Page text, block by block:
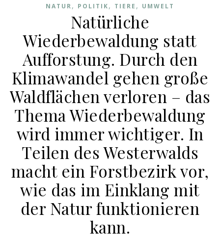
NATUR, POLITIK, TIERE , UMWELT
Natürliche
Wiederbewaldung statt
Aufforstung. Durch den
Klimawandel gehen große
Waldflächen verloren – das
Thema Wiederbewaldung
wird immer wichtiger. In
Teilen des Westerwalds
macht ein Forstbezirk vor,
wie das im Einklang mit
der Natur funktionieren
kann.